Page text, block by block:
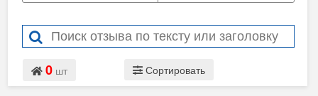
0 шт Сортировать